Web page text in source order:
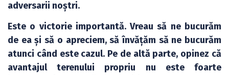
adversarii noștri.
Este o victorie importantă. Vreau să ne bucurăm
de ea și să o apreciem, să învățăm să ne bucurăm
atunci când este cazul. Pe de altă parte, opinez că
avantajul terenului propriu nu este foarte